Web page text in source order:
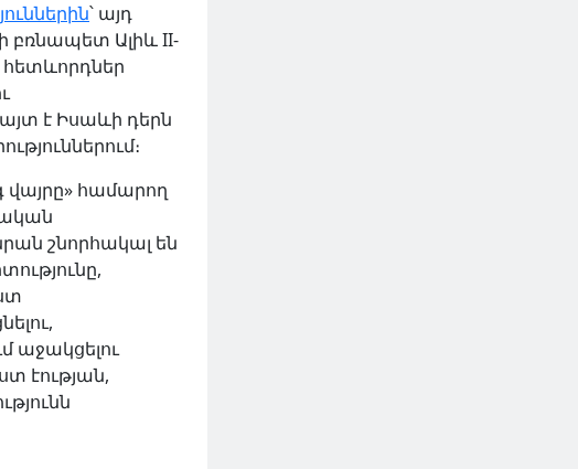
՝ այդ
բռնապետ Ալիև II-
է Իսաևի դերն
համարող
շնորհակալ են
աջակցելու
էության,